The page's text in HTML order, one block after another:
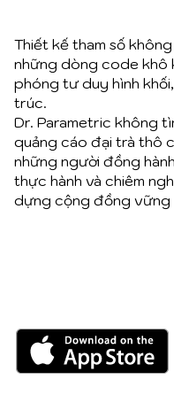
Thiết kế tham số
những dòng code khô
phóng tư duy hình
trúc.
Dr. Parametric không
quảng cáo đại trà thô
những người đồng
thực hành và chiêm
dựng cộng đồng vững